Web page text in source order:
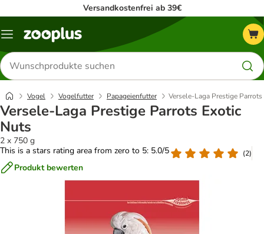
Versandkostenfrei ab 39€
Menü
Produkte
suchen
Vogel Vogelfutter Papageienfutter Versele-Laga Prestige
Versele-Laga Prestige Parrots Exotic
Nuts
2 x 750 g
This is a stars rating area from zero to 5: 5.0/5
(2)
Produkt bewerten